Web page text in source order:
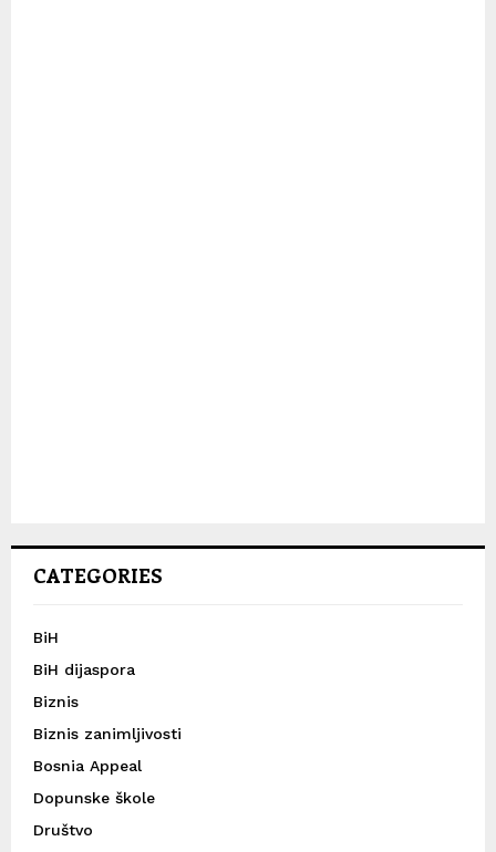
CATEGORIES
BiH
BiH dijaspora
Biznis
Biznis zanimljivosti
Bosnia Appeal
Dopunske škole
Društvo